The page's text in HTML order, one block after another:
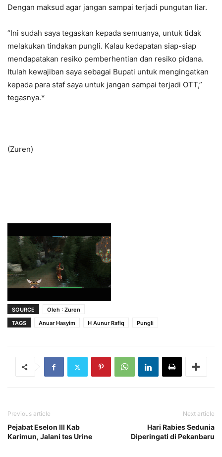
Dengan maksud agar jangan sampai terjadi pungutan liar.
“Ini sudah saya tegaskan kepada semuanya, untuk tidak
melakukan tindakan pungli. Kalau kedapatan siap-siap
mendapatakan resiko pemberhentian dan resiko pidana.
Itulah kewajiban saya sebagai Bupati untuk mengingatkan
kepada para staf saya untuk jangan sampai terjadi OTT,”
tegasnya.*
(Zuren)
SOURCE
Oleh : Zuren
TAGS
Anuar Hasyim H Aunur Rafiq Pungli
Previous article
Pejabat Eselon III Kab
Karimun, Jalani tes Urine
Next article
Hari Rabies Sedunia
Diperingati di Pekanbaru